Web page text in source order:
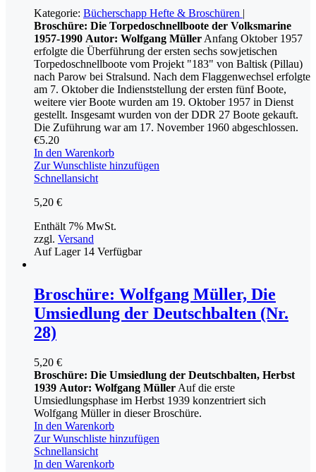
Kategorie: Bücherschapp Hefte & Broschüren |
Broschüre: Die Torpedoschnellboote der Volksmarine
1957-1990 Autor: Wolfgang Müller Anfang Oktober 1957
erfolgte die Überführung der ersten sechs sowjetischen
Torpedoschnellboote vom Projekt "183" von Baltisk (Pillau)
nach Parow bei Stralsund. Nach dem Flaggenwechsel erfolgte
am 7. Oktober die Indienststellung der ersten fünf Boote,
weitere vier Boote wurden am 19. Oktober 1957 in Dienst
gestellt. Insgesamt wurden von der DDR 27 Boote gekauft.
Die Zuführung war am 17. November 1960 abgeschlossen.
€5.20
In den Warenkorb
Zur Wunschliste hinzufügen
Schnellansicht
5,20 €
Enthält 7% MwSt.
zzgl. Versand
Auf Lager14 Verfügbar
Broschüre: Wolfgang Müller, Die
Umsiedlung der Deutschbalten (Nr.
28)
5,20 €
Broschüre: Die Umsiedlung der Deutschbalten, Herbst
1939 Autor: Wolfgang Müller Auf die erste
Umsiedlungsphase im Herbst 1939 konzentriert sich
Wolfgang Müller in dieser Broschüre.
In den Warenkorb
Zur Wunschliste hinzufügen
Schnellansicht
In den Warenkorb